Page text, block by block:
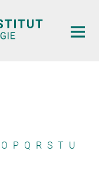
O P Q R S T U